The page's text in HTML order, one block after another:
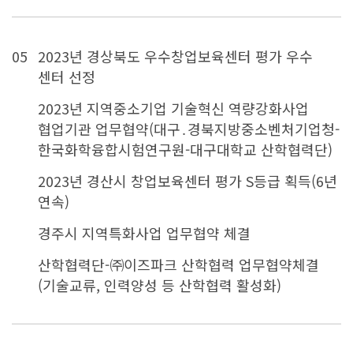
05 2023년 경상북도 우수창업보육센터 평가 우수
센터 선정
2023년 지역중소기업 기술혁신 역량강화사업
협업기관 업무협약(대구․경북지방중소벤처기업청-
한국화학융합시험연구원-대구대학교 산학협력단)
2023년 경산시 창업보육센터 평가 S등급 획득(6년
연속)
경주시 지역특화사업 업무협약 체결
산학협력단-㈜이즈파크 산학협력 업무협약체결
(기술교류, 인력양성 등 산학협력 활성화)